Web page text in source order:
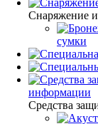
Снаряжение
сумки
информации
Средства